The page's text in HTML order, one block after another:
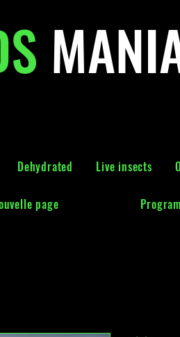
Dehydrated Live insects
page